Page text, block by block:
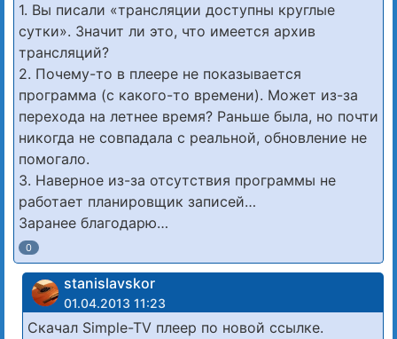
1. Вы писали «трансляции доступны круглые
сутки». Значит ли это, что имеется архив
трансляций?
2. Почему-то в плеере не показывается
программа (с какого-то времени). Может из-за
перехода на летнее время? Раньше была, но почти
никогда не совпадала с реальной, обновление не
помогало.
3. Наверное из-за отсутствия программы не
работает планировщик записей…
Заранее благодарю…
0
stanislavskor
01.04.2013 11:23
Скачал Simple-TV плеер по новой ссылке.